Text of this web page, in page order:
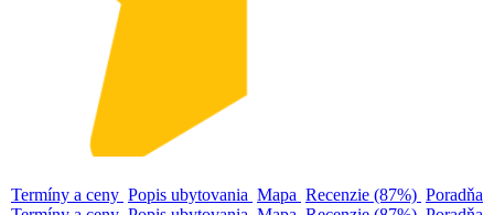
Termíny a ceny Popis ubytovania Mapa Recenzie (87%) Poradňa